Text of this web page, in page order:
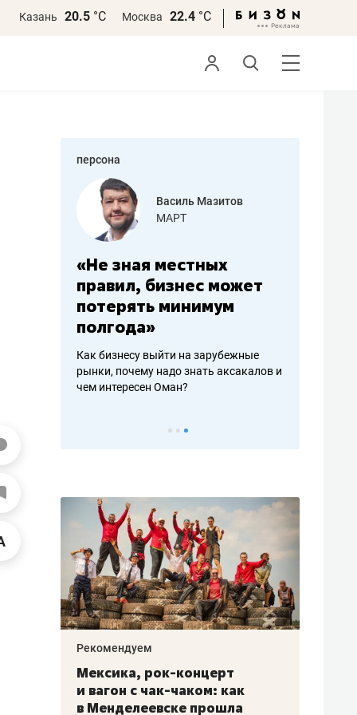
Казань 20.5 °С Москва 22.4 °С
персона
работа
Василь Мазитов
МАРТ
«Не зная местных
правил, бизнес может
потерять минимум
полгода»
Как бизнесу выйти на зарубежные
рынки, почему надо знать аксакалов и
чем интересен Оман?
Рекомендуем
Мексика, рок-концерт
и вагон с чак-чаком: как
в Менделеевске прошла